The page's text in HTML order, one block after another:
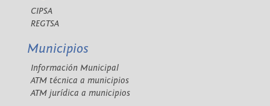
CIPSA
REGTSA
Municipios
Información Municipal
ATM técnica a municipios
ATM jurídica a municipios